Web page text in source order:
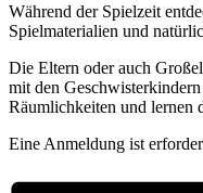
Während der Spielzeit
Spielmaterialien und
Die Eltern oder auch
mit den
Räumlichkeiten und lernen
Eine Anmeldung ist